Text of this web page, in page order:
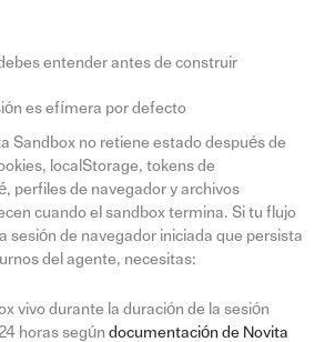
entender antes de construir
es efímera por defecto
Sandbox no retiene estado después de
localStorage, tokens de
perfiles de navegador y archivos
cuando el sandbox termina. Si tu flujo
sesión de navegador iniciada que persista
del agente, necesitas:
vivo durante la duración de la sesión
horas según documentación de Novita